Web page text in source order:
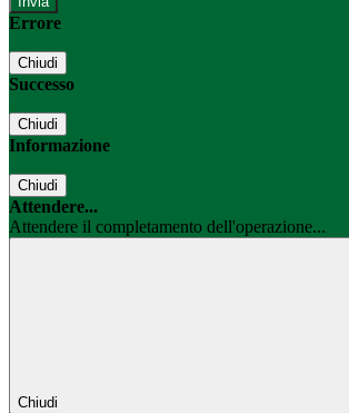
Errore
Chiudi
Successo
Chiudi
Informazione
Chiudi
Attendere...
Attendere il completamento dell'operazione...
Chiudi